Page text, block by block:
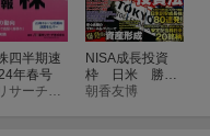
四半期速
年春号
亜州リサーチ株式会社
NISA成長投資
枠 日米 勝て
る10倍株投資
朝香友博